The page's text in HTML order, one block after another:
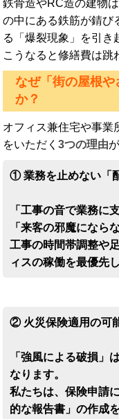
鉄骨造やRC造の建物
の中にある鉄筋が錆び
る「爆裂現象」を引き
こうなると修繕費は跳
なぜ「街の屋根
か？
オフィス兼住宅や事業
をいただく3つの理由
① 業務を止めない「
「工事の音で業務に
「来客の邪魔になら
工事の時間帯調整や
ィスの稼働を最優先
② 火災保険適用の可
「強風による破損」
なります。
私たちは、保険申請
的な報告書」の作成